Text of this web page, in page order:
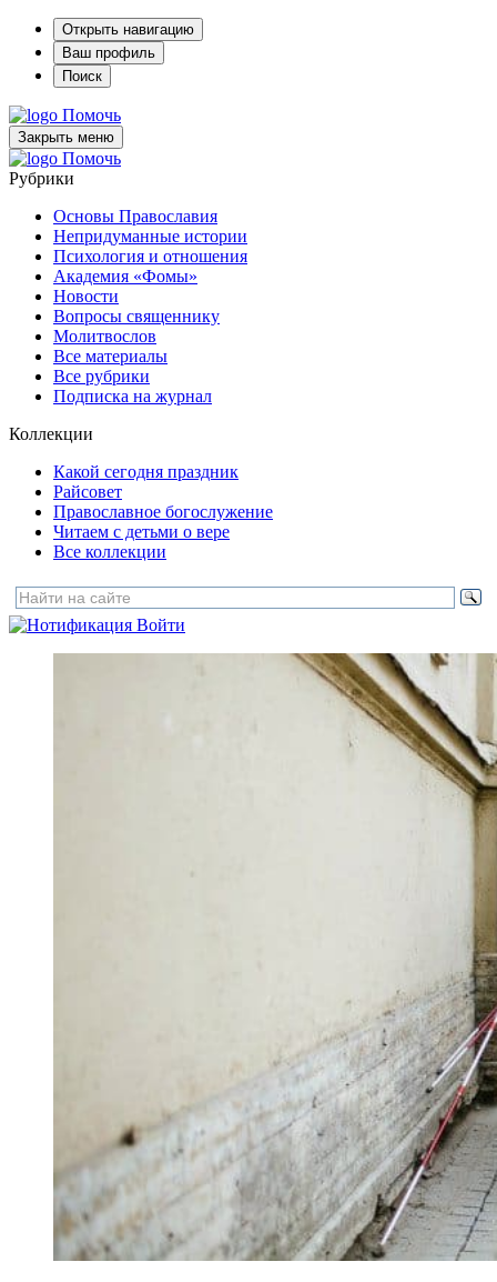
Открыть навигацию
Ваш профиль
Поиск
Помочь
Закрыть меню
Помочь
Рубрики
Основы Православия
Непридуманные истории
Психология и отношения
Академия «Фомы»
Новости
Вопросы священнику
Молитвослов
Все материалы
Все рубрики
Подписка на журнал
Коллекции
Какой сегодня праздник
Райсовет
Православное богослужение
Читаем с детьми о вере
Все коллекции
Войти